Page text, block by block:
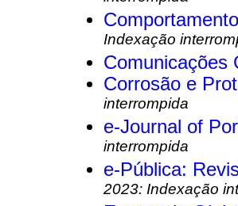
Indexação
Comunicações
Corrosão e
interrompida
e-Journal of
interrompida
e-Pública:
2023: Indexação